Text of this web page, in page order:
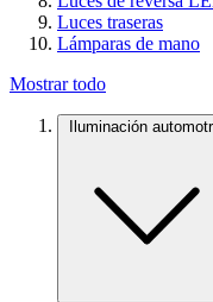
Luces traseras
Lámparas de mano
Mostrar todo
Iluminación